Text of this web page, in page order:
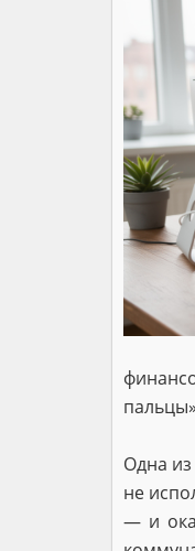
Одна
не
— и